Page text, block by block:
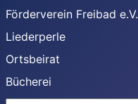
Förderverein Freibad e.V.
Liederperle
Ortsbeirat
Bücherei